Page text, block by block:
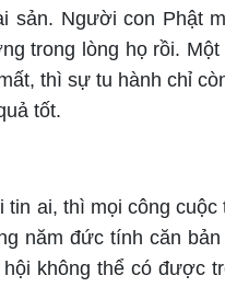
sản. Người con Phật
trong lòng họ rồi.
thì sự tu hành chỉ
tốt.
tin ai, thì mọi công cuộc
năm đức tính căn bản
không thể có được